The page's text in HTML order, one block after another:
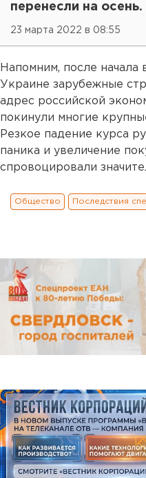
перенесли на
23 марта 2022 в 08:55
Напомним, после начала
Украине зарубежные
адрес российской
покинули многие
Резкое падение курса
паника и увеличение
спровоцировали
Общество Последствия